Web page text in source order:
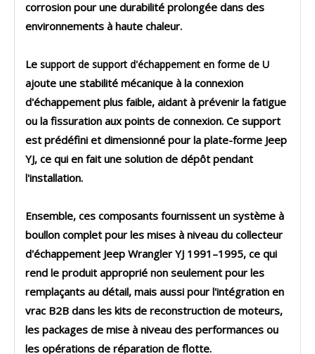
corrosion pour une durabilité prolongée dans des
environnements à haute chaleur.
Le support de support d'échappement en forme de U
ajoute une stabilité mécanique à la connexion
d'échappement plus faible, aidant à prévenir la fatigue
ou la fissuration aux points de connexion. Ce support
est prédéfini et dimensionné pour la plate-forme Jeep
YJ, ce qui en fait une solution de dépôt pendant
l'installation.
Ensemble, ces composants fournissent un système à
boullon complet pour les mises à niveau du collecteur
d'échappement Jeep Wrangler YJ 1991–1995, ce qui
rend le produit approprié non seulement pour les
remplaçants au détail, mais aussi pour l'intégration en
vrac B2B dans les kits de reconstruction de moteurs,
les packages de mise à niveau des performances ou
les opérations de réparation de flotte.